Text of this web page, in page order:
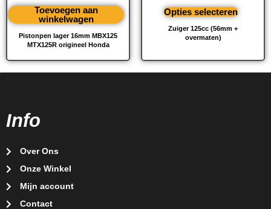
Pistonpen lager 16mm MBX125
MTX125R origineel Honda
Toevoegen aan
winkelwagen
Zuiger 125cc (56mm +
overmaten)
Opties selecteren
Info
Over Ons
Onze Winkel
Mijn account
Contact